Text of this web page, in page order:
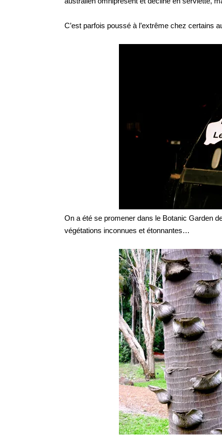
C’est parfois poussé à l’extrême chez certains
On a été se promener dans le Botanic Garden
végétations inconnues et étonnantes…